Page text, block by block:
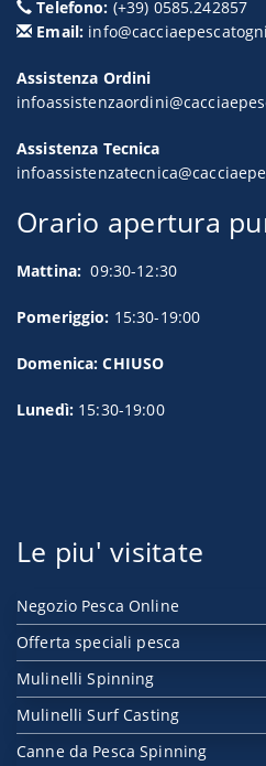
Telefono: (+39) 0585.242857
Email:
Assistenza Ordini
Assistenza Tecnica
Orario apertura
Mattina: 09:30-12:30
Pomeriggio: 15:30-19:00
Domenica: CHIUSO
Lunedì: 15:30-19:00
Le piu' visitate
Negozio Pesca Online
Offerta speciali pesca
Mulinelli Spinning
Mulinelli Surf Casting
Canne da Pesca Spinning